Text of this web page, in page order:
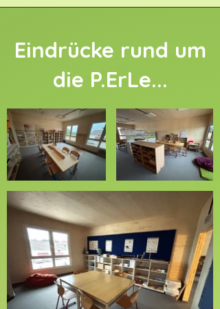
Eindrücke rund um
die P.ErLe...